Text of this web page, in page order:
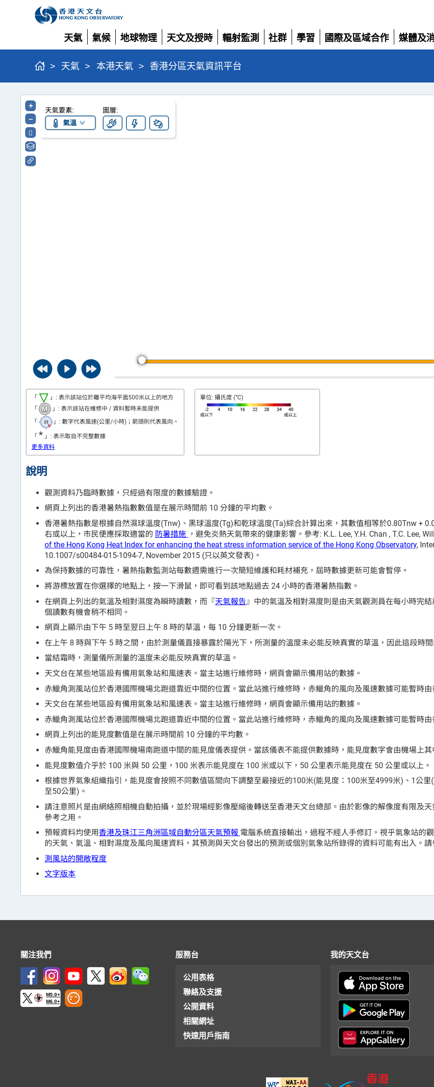
天氣
展開
氣候
展開
地球物理
展開
天文及授時
展開
輻射監測
展開
社群
展開
學習
展開
國際及區域合作
展開
媒體及
展開
> 天氣 > 本港天氣 > 香港分區天氣資訊平台
香
港
分
區
天
天氣要素:
氣溫
圖層:
+
–
「
」: 表示該站位於離平均海平面500米以上的地方
「
」: 表示該站在維修中 / 資料暫時未能提供
「
」: 數字代表風速(公里/小時)；箭頭則代表風向。
「 * 」: 表示取自不完整數據
更多資料
單位: 攝氏度 (°C)
說明
觀測資料乃臨時數據，只經過有限度的數據驗證。
網頁上列出的香港暑熱指數數值是在展示時間前 10 分鐘的平均數。
香港暑熱指數是根據自然濕球溫度(Tnw)、黑球溫度(Tg)和乾球溫度(Ta)綜合計算出來，其數值相等於0.80Tnw +
右或以上，市民便應採取適當的 防暑措施 ，避免炎熱天氣帶來的健康影響。參考: K.L. Lee, Y.H. Chan , T.C. Lee,
of the Hong Kong Heat Index for enhancing the heat stress information service of the Hong Kong Observatory,
10.1007/s00484-015-1094-7, November 2015 (只以英文發表)。
為保持數據的可靠性，暑熱指數監測站每數週需進行一次簡短維護和耗材補充，屆時數據更新可能會暫停。
將游標放置在你選擇的地點上，按一下滑鼠，即可看到該地點過去 24 小時的香港暑熱指數。
在網頁上列出的氣溫及相對濕度為瞬時讀數，而『天氣報告』中的氣溫及相對濕度則是由天氣觀測員在每小時完
個讀數有機會稍不相同。
網頁上顯示由下午 5 時至翌日上午 8 時的草溫，每 10 分鐘更新一次。
在上午 8 時與下午 5 時之間，由於測量儀直接暴露於陽光下，所測量的溫度未必能反映真實的草溫，因此這段時
當結霜時，測量儀所測量的溫度未必能反映真實的草溫。
天文台在某些地區設有備用氣象站和風速表。當主站進行維修時，網頁會顯示備用站的數據。
赤鱲角測風站位於香港國際機場北跑道靠近中間的位置。當此站進行維修時，赤鱲角的風向及風速數據可能暫時
天文台在某些地區設有備用氣象站和風速表。當主站進行維修時，網頁會顯示備用站的數據。
赤鱲角測風站位於香港國際機場北跑道靠近中間的位置。當此站進行維修時，赤鱲角的風向及風速數據可能暫時
網頁上列出的能見度數值是在展示時間前 10 分鐘的平均數。
赤鱲角能見度由香港國際機場南跑道中間的能見度儀表提供。當該儀表不能提供數據時，能見度數字會由機場上其
能見度數值介乎於 100 米與 50 公里，100 米表示能見度在 100 米或以下，50 公里表示能見度在 50 公里或以上。
根據世界氣象組織指引，能見度會按照不同數值區間向下調整至最接近的100米(能見度：100米至4999米)、1公
至50公里)。
請注意照片是由網絡照相機自動拍攝，並於現場經影像壓縮後轉送至香港天文台總部。由於影像的解像度有限及
參考之用。
預報資料均使用香港及珠江三角洲區域自動分區天氣預報 電腦系統直接輸出，過程不經人手修訂。視乎氣象站的
的天氣、氣溫、相對濕度及風向風速資料，其預測與天文台發出的預測或個別氣象站所錄得的資料可能有出入。
測風站的開敞程度
文字版本
關注我們
M5.0+
M6.0+
服務台
公用表格
聯絡及支援
公開資料
相關網址
快速用戶指南
我的天文台